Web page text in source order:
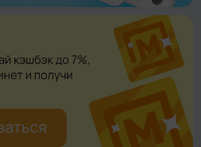
друг к другу. Их приятно
разглядывать и наслаждаться